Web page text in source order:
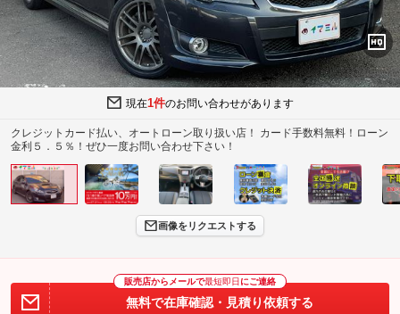
現在1件のお問い合わせがあります
クレジットカード払い、オートローン取り扱い店！ カード手数料無料！ローン
金利５．５％！ぜひ一度お問い合わせ下さい！
画像をリクエストする
販売店からメールで最短即日 にご連絡
無料で在庫確認・見積り依頼する